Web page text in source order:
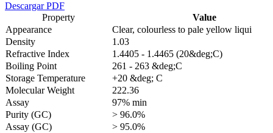
Descargar PDF
Property
Value
Appearance
Clear, colourless to pale yellow liqui
Density
1.03
Refractive Index
1.4405 - 1.4465 (20&deg;C)
Boiling Point
261 - 263 &deg;C
Storage Temperature
+20 &deg; C
Molecular Weight
222.36
Assay
97% min
Purity (GC)
> 96.0%
Assay (GC)
> 95.0%